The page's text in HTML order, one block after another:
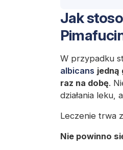
Jak
W przypadku
albicans jedną
raz na dobę.
działania leku,
Leczenie trwa
Nie powinno